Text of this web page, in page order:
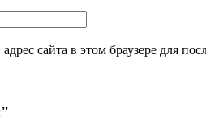
сайта в этом браузере для